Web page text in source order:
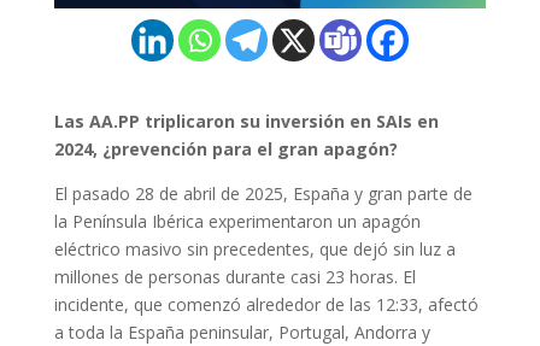
Las AA.PP triplicaron su inversión en SAIs en
2024, ¿prevención para el gran apagón?
El pasado 28 de abril de 2025, España y gran parte de
la Península Ibérica experimentaron un apagón
eléctrico masivo sin precedentes, que dejó sin luz a
millones de personas durante casi 23 horas. El
incidente, que comenzó alrededor de las 12:33, afectó
a toda la España peninsular, Portugal, Andorra y